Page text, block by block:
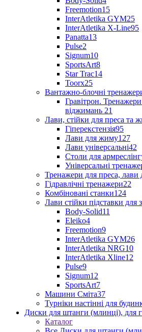
Freemotion15
InterAtletika GYM25
InterAtletika X-Line95
Panatta13
Pulse2
Signum10
SportsArt8
Star Trac14
Toorx25
Вантажно-блочні
Гравітрон. Тренажери
віджимань 21
Лави, стійки для преса та
Гіперекстензія95
Лави для жиму127
Лави універсальні42
Столи для
Універсальні
Тренажери для преса,
Гідравлічні тренажери22
Комбіновані станки124
Лави стійки підставки для
Body-Solid11
Eleiko4
Freemotion9
InterAtletika GYM26
InterAtletika NRG10
InterAtletika Xline12
Pulse9
Signum12
SportsArt7
Машини Сміта37
Турніки настінні для
Диски для штанги (млинці), для
Каталог